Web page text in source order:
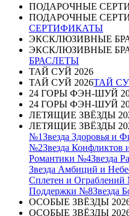
ПОДАРОЧНЫЕ
ПОДАРОЧНЫЕ
СЕРТИФИКАТЫ
ЭКСКЛЮЗИВНЫЕ
ЭКСКЛЮЗИВНЫЕ
БРАСЛЕТЫ
ТАЙ СУЙ 2026
ТАЙ СУЙ 2026ТАЙ
24 ГОРЫ ФЭН-ШУЙ
24 ГОРЫ ФЭН-ШУЙ
ЛЕТЯЩИЕ ЗВЁЗДЫ
ЛЕТЯЩИЕ ЗВЁЗДЫ
№1Звезда Здоровья и
№2Звезда
Романтики №4Звезда
Звезда Амбиций и
Сплетен и
Поддержки №8Звезда
ОСОБЫЕ ЗВЁЗДЫ
ОСОБЫЕ ЗВЁЗДЫ